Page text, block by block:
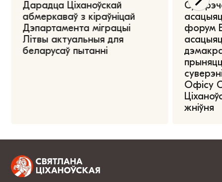
Дарадца Ціханоўскай
абмеркаваў з кіраўніцай
Дэпартамента міграцыі
Літвы актуальныя для
беларусаў пытанні
форум
Офісу
жніўня